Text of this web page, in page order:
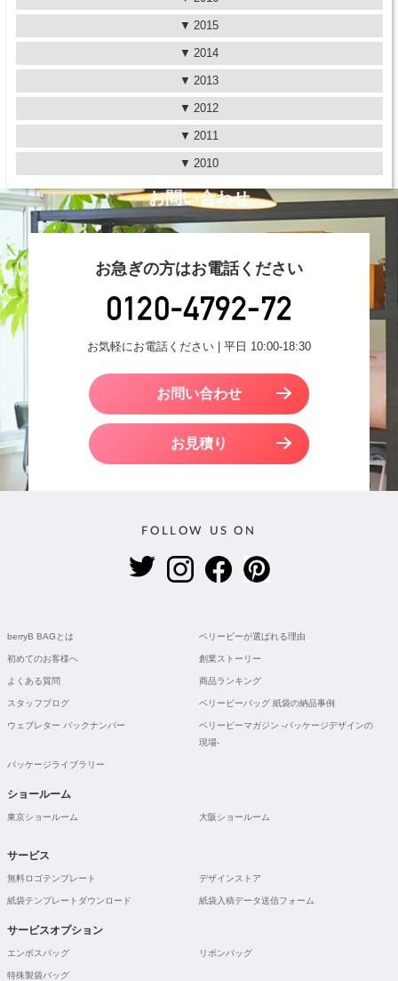
2015
2014
2013
2012
2011
2010
お問い合わせ
お急ぎの方はお電話ください
お気軽にお電話ください | 平日 10:00-18:30
お問い合わせ
お見積り
FOLLOW US ON
berryB BAGとは ベリービーが選ばれる理由
初めてのお客様へ 創業ストーリー
よくある質問 商品ランキング
スタッフブログ ベリービーバッグ 紙袋の納品事例
ウェブレター バックナンバー
ベリービーマガジン -パッケージデザインの
現場-
パッケージライブラリー
ショールーム
東京ショールーム 大阪ショールーム
サービス
無料ロゴテンプレート デザインストア
紙袋テンプレートダウンロード 紙袋入稿データ送信フォーム
サービスオプション
エンボスバッグ リボンバッグ
特殊製袋バッグ